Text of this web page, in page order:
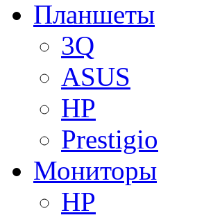
Планшеты
3Q
ASUS
HP
Prestigio
Мониторы
HP